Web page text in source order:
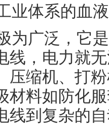
业体系的血液
为广泛，它
线，电力就
压缩机、打
材料如防化
线到复杂的